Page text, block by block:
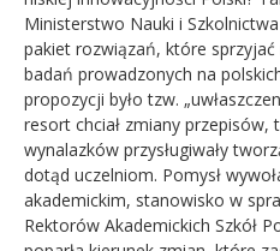
Ministerstwo Nauki i
pakiet rozwiązań, które
badań prowadzonych na
propozycji było tzw.
resort chciał zmiany
wynalazków przysługiwały
dotąd uczelniom. Pomysł
akademickim, stanowisko w
Rektorów Akademickich Szkół